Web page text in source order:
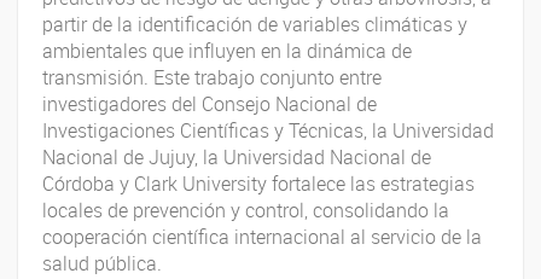
partir de la identificación de variables climáticas y
ambientales que influyen en la dinámica de
transmisión. Este trabajo conjunto entre
investigadores del Consejo Nacional de
Investigaciones Científicas y Técnicas, la Universidad
Nacional de Jujuy, la Universidad Nacional de
Córdoba y Clark University fortalece las estrategias
locales de prevención y control, consolidando la
cooperación científica internacional al servicio de la
salud pública.